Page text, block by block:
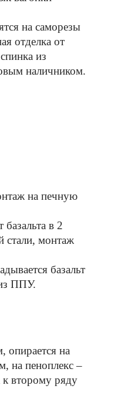
на саморезы
отделка от
из
наличником.
на печную
в 2
стали, монтаж
базальт
ППУ.
опирается на
на пеноплекс –
второму ряду